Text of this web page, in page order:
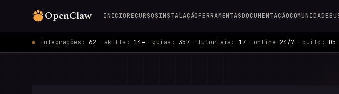
OpenClaw INÍCIORECURSOSINSTALAÇÃOFERRAMENTASDOCUMENTAÇÃOCOMUNIDADE
integrações: 62 · skills: 14+ · guias: 357 · tutoriais: 17 · online 24/7 · build: 05